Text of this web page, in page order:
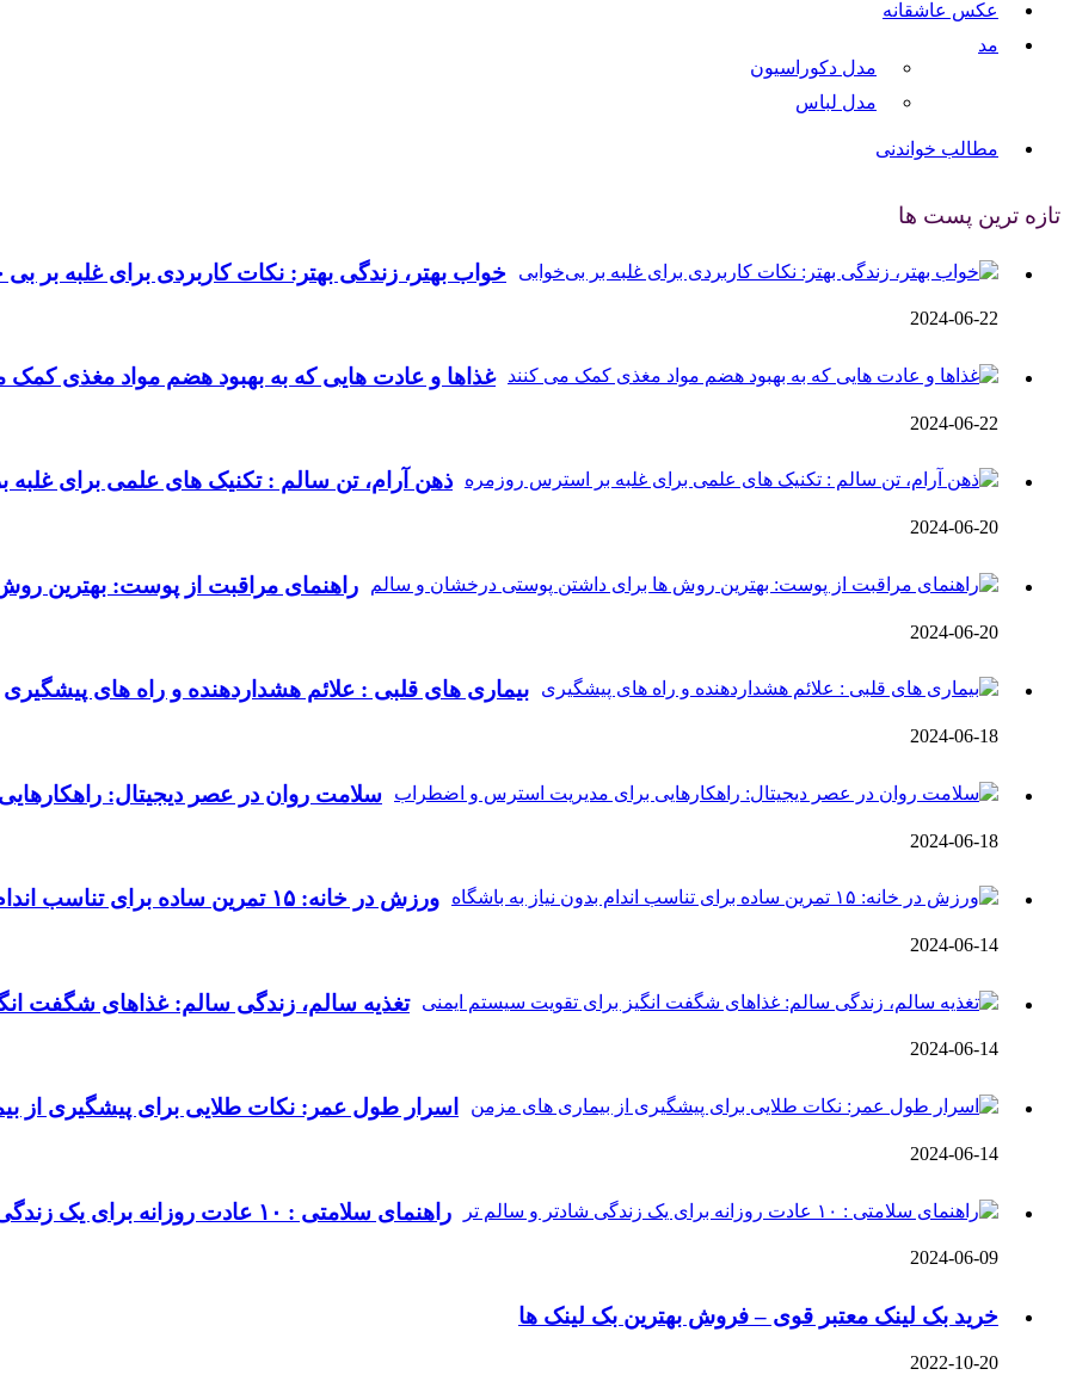
عکس عاشقانه
مد
مدل دکوراسیون
مدل لباس
مطالب خواندنی
تازه ترین پست ها
خواب بهتر، زندگی بهتر: نکات کاربردی برای غلبه بر بی‌
2024-06-22
غذاها و عادت‌ هایی که به بهبود هضم مواد مغذی کمک
2024-06-22
ذهن آرام، تن سالم : تکنیک‌ های علمی برای
2024-06-20
راهنمای مراقبت از پوست: بهترین
2024-06-20
بیماری‌ های قلبی : علائم هشداردهنده و راه‌ های پیشگیری
2024-06-18
سلامت روان در عصر دیجیتال:
2024-06-18
ورزش در خانه: ۱۵ تمرین ساده برای تناسب اندام بدون نیاز به باشگاه
2024-06-14
تغذیه سالم، زندگی سالم: غذاهای شگفت‌
2024-06-14
اسرار طول عمر: نکات طلایی برای پیشگیری از
2024-06-14
راهنمای سلامتی : ۱۰ عادت روزانه برای یک زندگی شادتر و سالم‌ تر
2024-06-09
خرید بک لینک معتبر قوی – فروش بهترین بک لینک ها
2022-10-20